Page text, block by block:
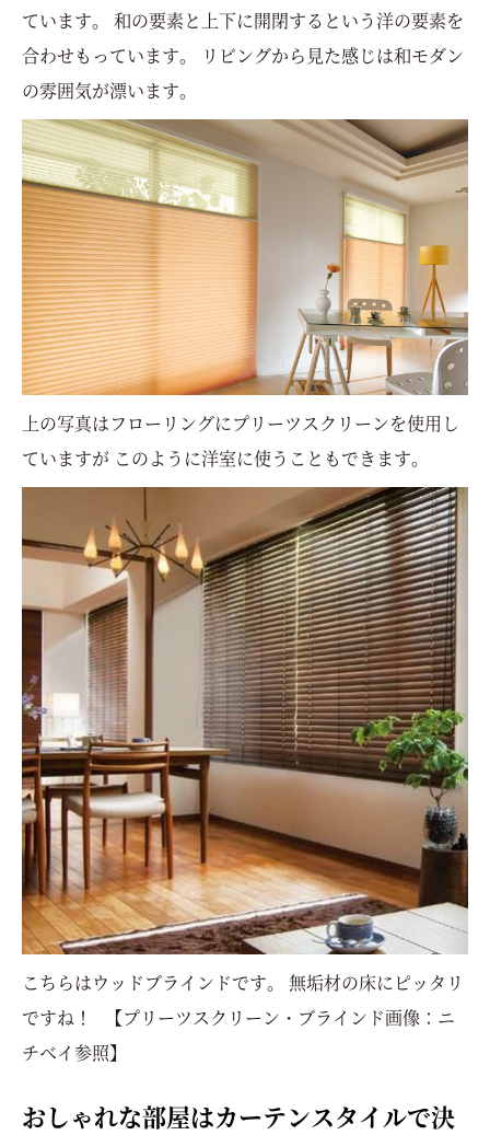
ています。 和の要素と上下に開閉するという洋の要素を
合わせもっています。 リビングから見た感じは和モダン
の雰囲気が漂います。
上の写真はフローリングにプリーツスクリーンを使用し
ていますが このように洋室に使うこともできます。
こちらはウッドブラインドです。 無垢材の床にピッタリ
ですね！ 【プリーツスクリーン・ブラインド画像：ニ
チベイ参照】
おしゃれな部屋はカーテンスタイルで決